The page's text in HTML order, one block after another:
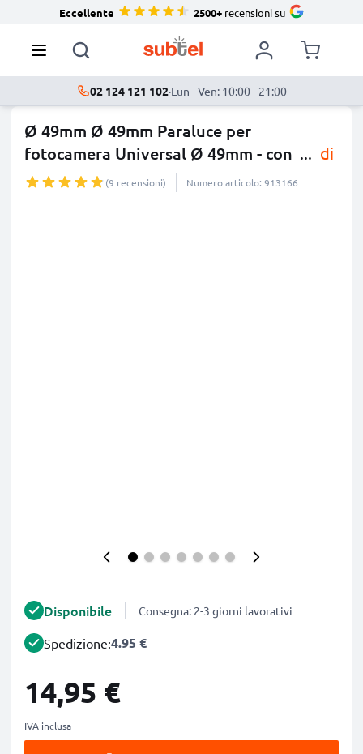
Eccellente 2500+recensioni su
02 124 121 102·Lun - Ven: 10:00 - 21:00
Ø 49mm Ø 49mm Paraluce per
fotocamera Universal Ø 49mm - con ... di
più
(9 recensioni) Numero articolo: 913166
Disponibile Consegna: 2-3 giorni lavorativi
Spedizione:4.95 €
14,95 €
IVA inclusa